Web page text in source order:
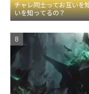
チャレ同士ってお互いを
いを知ってるの？